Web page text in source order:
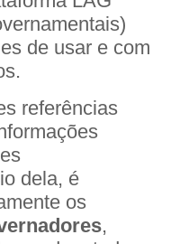
de usar e com
referências
dela, é
os
,